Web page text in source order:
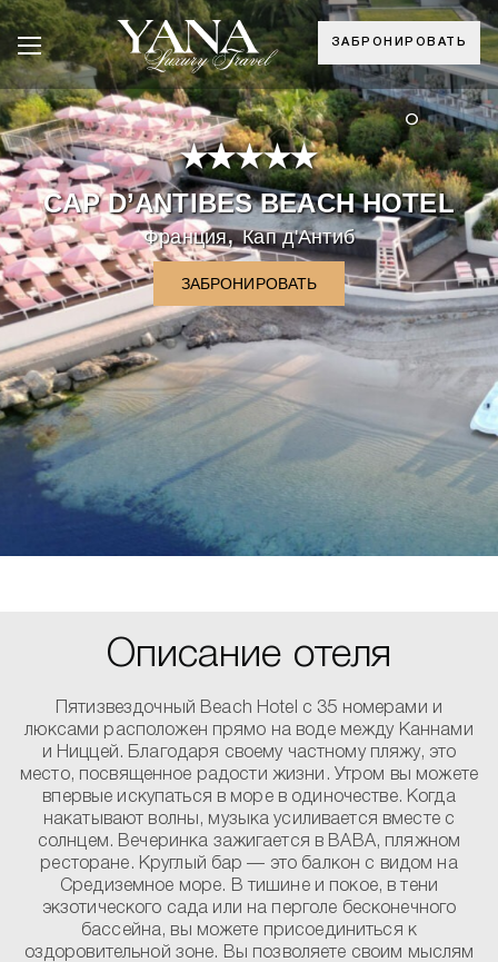
ЗАБРОНИРОВАТЬ
°
CAP D’ANTIBES BEACH HOTEL
Франция,Кап д'Антиб
ЗАБРОНИРОВАТЬ
Описание отеля
Пятизвездочный Beach Hotel с 35 номерами и
люксами расположен прямо на воде между Каннами
и Ниццей. Благодаря своему частному пляжу, это
место, посвященное радости жизни. Утром вы можете
впервые искупаться в море в одиночестве. Когда
накатывают волны, музыка усиливается вместе с
солнцем. Вечеринка зажигается в BABA, пляжном
ресторане. Круглый бар — это балкон с видом на
Средиземное море. В тишине и покое, в тени
экзотического сада или на перголе бесконечного
бассейна, вы можете присоединиться к
оздоровительной зоне. Вы позволяете своим мыслям